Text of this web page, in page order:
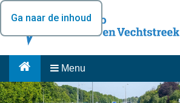
Ga naar de inhoud
Menu